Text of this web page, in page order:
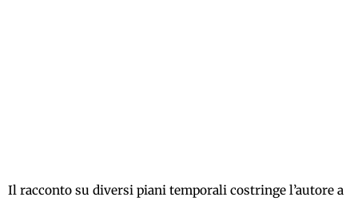
Il racconto su diversi piani temporali costringe l’autore a